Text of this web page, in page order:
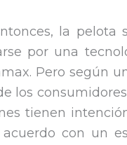
la pelota
por una
Pero según
los
tienen
con un